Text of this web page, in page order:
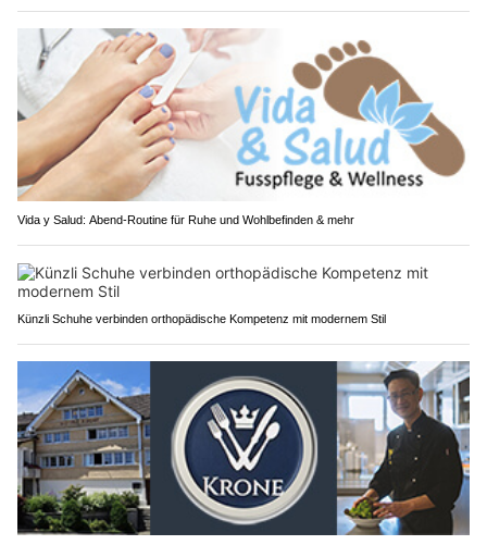
Vida y Salud: Abend-Routine für Ruhe und Wohlbefinden & mehr
Künzli Schuhe verbinden orthopädische Kompetenz mit modernem Stil